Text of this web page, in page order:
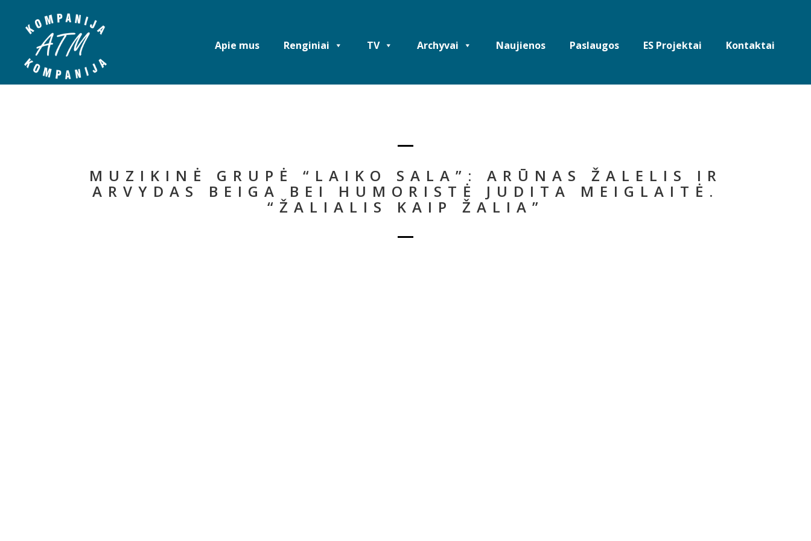
Apie mus Renginiai TV Archyvai Naujienos Paslaugos ES Projektai Kontaktai
MUZIKINĖ GRUPĖ “LAIKO SALA”: ARŪNAS ŽALELIS IR
ARVYDAS BEIGA BEI HUMORISTĖ JUDITA MEIGLAITĖ.
“ŽALIALIS KAIP ŽALIA”